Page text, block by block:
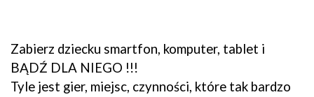
Zabierz dziecku smartfon, komputer, tablet i
BĄDŹ DLA NIEGO !!!
Tyle jest gier, miejsc, czynności, które tak bardzo